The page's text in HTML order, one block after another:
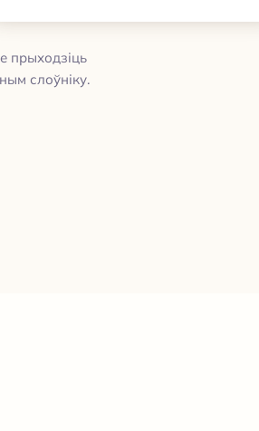
прыходзіць
слоўніку.